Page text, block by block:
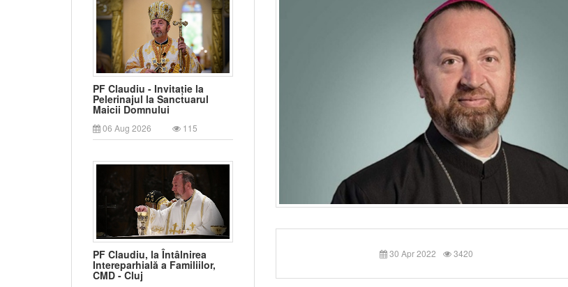
PF Claudiu - Invitație la
Pelerinajul la Sanctuarul
Maicii Domnului
06 Aug 2026 115
PF Claudiu, la Întâlnirea
Intereparhială a Familiilor,
CMD - Cluj
30 Apr 2022 3420